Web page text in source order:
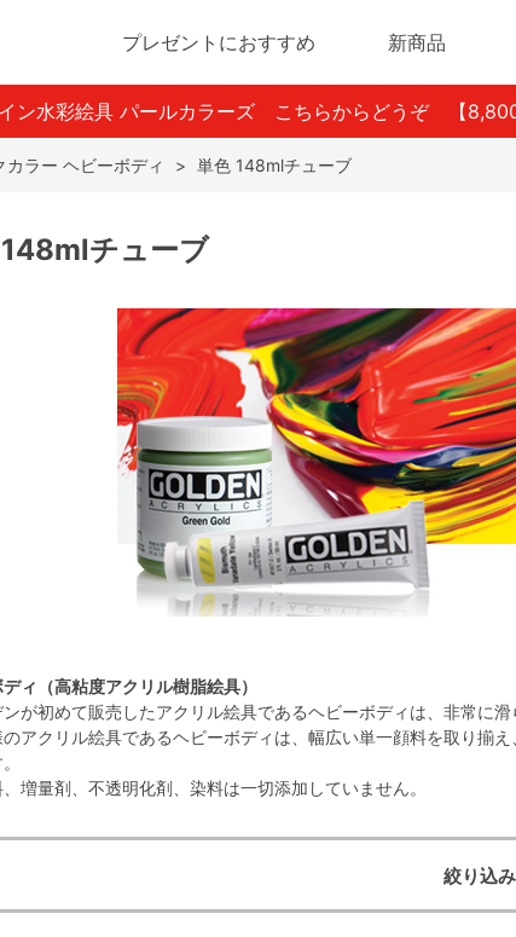
プレゼントにおすすめ 新商品
ン水彩絵具 パールカラーズ こちらからどうぞ 【
ラー ヘビーボディ > 単色 148mlチューブ
チューブ
ィ（高粘度アクリル樹脂絵具）
ンが初めて販売したアクリル絵具であるヘビーボディは、非常に
アクリル絵具であるヘビーボディは、幅広い単一顔料を取り揃
増量剤、不透明化剤、染料は一切添加していません。
絞り込み